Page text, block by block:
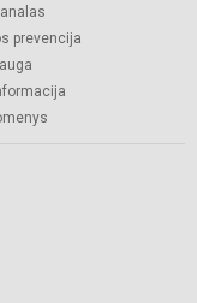
prevencija